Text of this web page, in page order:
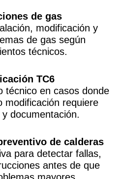
de gas
modificación y
de gas según
técnicos.
TC6
técnico en casos donde
modificación requiere
documentación.
de calderas
para detectar fallas,
antes de que